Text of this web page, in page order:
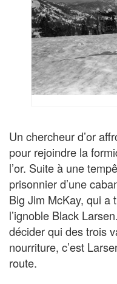
Un chercheur d’or
pour rejoindre la
l’or. Suite à une
prisonnier d’une
Big Jim McKay, qui a
l’ignoble Black
décider qui des trois
nourriture, c’est
route.